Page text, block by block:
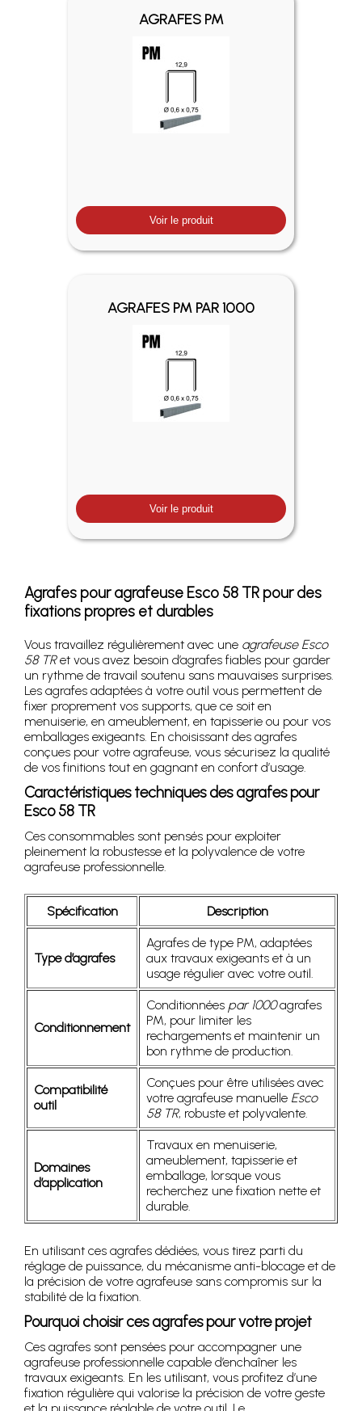
AGRAFES PM
Voir le produit
AGRAFES PM PAR 1000
Voir le produit
Agrafes pour agrafeuse Esco 58 TR pour des
fixations propres et durables
Vous travaillez régulièrement avec une agrafeuse Esco
58 TRet vous avez besoin d’agrafes fiables pour garder
un rythme de travail soutenu sans mauvaises surprises.
Les agrafes adaptées à votre outil vous permettent de
fixer proprement vos supports, que ce soit en
menuiserie, en ameublement, en tapisserie ou pour vos
emballages exigeants. En choisissant des agrafes
conçues pour votre agrafeuse, vous sécurisez la qualité
de vos finitions tout en gagnant en confort d’usage.
Caractéristiques techniques des agrafes pour
Esco 58 TR
Ces consommables sont pensés pour exploiter
pleinement la robustesse et la polyvalence de votre
agrafeuse professionnelle.
Spécification Description
Type d’agrafes
Agrafes de type PM, adaptées
aux travaux exigeants et à un
usage régulier avec votre outil.
Conditionnement
Conditionnées par 1000agrafes
PM, pour limiter les
rechargements et maintenir un
bon rythme de production.
Compatibilité
outil
Conçues pour être utilisées avec
votre agrafeuse manuelle Esco
58 TR, robuste et polyvalente.
Domaines
d’application
Travaux en menuiserie,
ameublement, tapisserie et
emballage, lorsque vous
recherchez une fixation nette et
durable.
En utilisant ces agrafes dédiées, vous tirez parti du
réglage de puissance, du mécanisme anti-blocage et de
la précision de votre agrafeuse sans compromis sur la
stabilité de la fixation.
Pourquoi choisir ces agrafes pour votre projet
Ces agrafes sont pensées pour accompagner une
agrafeuse professionnelle capable d’enchaîner les
travaux exigeants. En les utilisant, vous profitez d’une
fixation régulière qui valorise la précision de votre geste